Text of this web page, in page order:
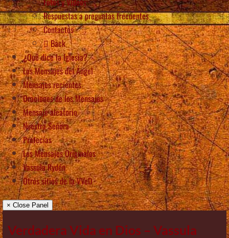
Respuestas a preguntas frecuentes
Contactos
Back
¿Qué dice la Iglesia?
Los Mensajes del Ángel
Mensajes recientes
Oraciones de los Mensajes
Mensaje aleatorio
Nuestra Señora
Profecías
Los Mensajes Originales
Vassula Rydén
Otros sitios de la VVeD
× Close Panel
Verdadera Vida en Dios – Vassula